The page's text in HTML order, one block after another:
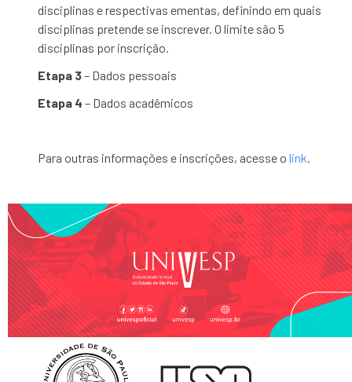
disciplinas e respectivas ementas, definindo em quais
disciplinas pretende se inscrever. O limite são 5
disciplinas por inscrição.
Etapa 3– Dados pessoais
Etapa 4 – Dados acadêmicos
Para outras informações e inscrições, acesse olink.